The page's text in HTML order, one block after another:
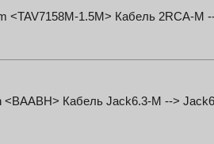
<TAV7158M-1.5M> Кабель 2RCA-M
<BAABH> Кабель Jack6.3-M -->